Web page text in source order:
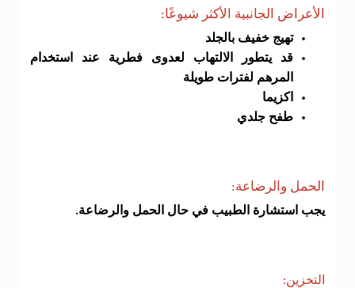
الأعراض الجانبية الأكثر شيوعًا:
تهيج خفيف بالجلد
قد يتطور الالتهاب لعدوى فطرية عند استخدام
المرهم لفترات طويلة
اكزيما
طفح جلدي
الحمل والرضاعة:
يجب استشارة الطبيب في حال الحمل والرضاعة.
التخزين: